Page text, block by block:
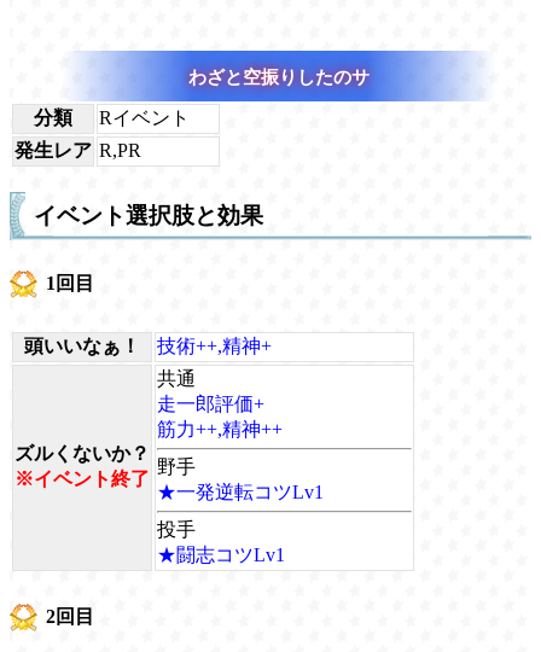
わざと空振りしたのサ
分類
Rイベント
発生レア R,PR
イベント選択肢と効果
1回目
頭いいなぁ！ 技術++,精神+
ズルくないか？
※イベント終了
共通
走一郎評価+
筋力++,精神++
野手
★一発逆転コツLv1
投手
★闘志コツLv1
2回目